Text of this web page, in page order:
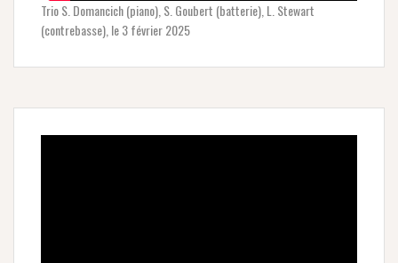
Trio S. Domancich (piano), S. Goubert (batterie), L. Stewart
(contrebasse), le 3 février 2025